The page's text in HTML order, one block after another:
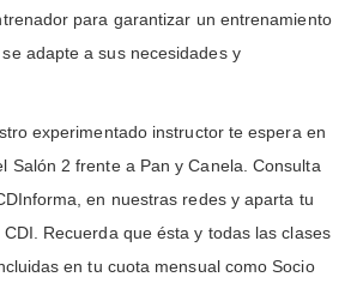
para garantizar un entrenamiento
adapte a sus necesidades y
experimentado instructor te espera en
Salón 2 frente a Pan y Canela. Consulta
en nuestras redes y aparta tu
Recuerda que ésta y todas las clases
en tu cuota mensual como Socio